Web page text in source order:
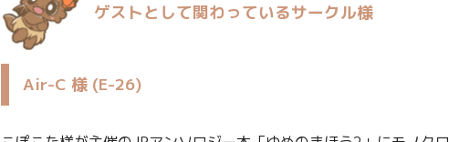
ゲストとして関わっているサークル様
Air-C 様 (E-26)